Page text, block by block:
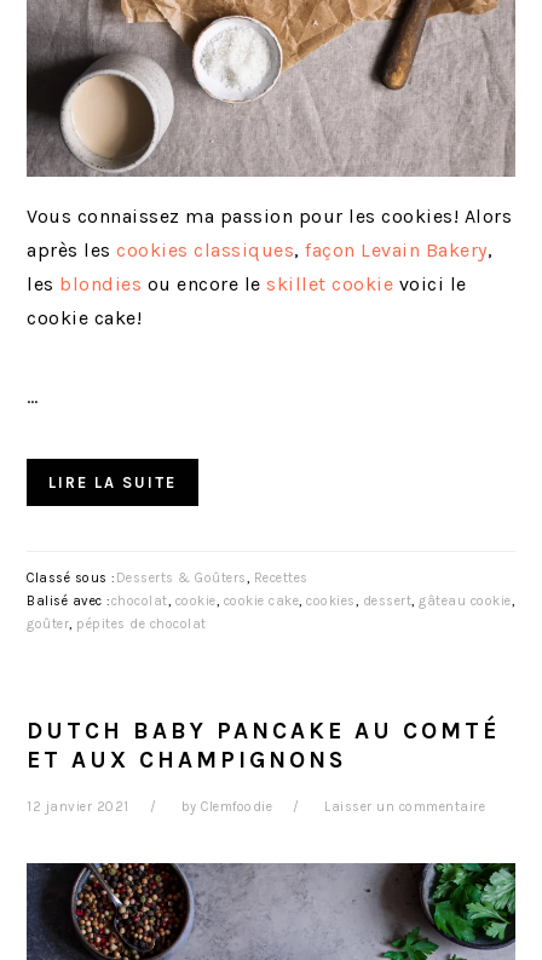
Vous connaissez ma passion pour les cookies! Alors
après lescookies classiques,façon Levain Bakery,
les blondies ou encore le skillet cookie voici le
cookie cake!
…
LIRE LA SUITE
Classé sous : Desserts & Goûters, Recettes
Balisé avec :chocolat, cookie, cookie cake,cookies, dessert,gâteau cookie,
goûter, pépites de chocolat
DUTCH BABY PANCAKE AU COMTÉ
ET AUX CHAMPIGNONS
12 janvier 2021 byClemfoodie Laisser un commentaire